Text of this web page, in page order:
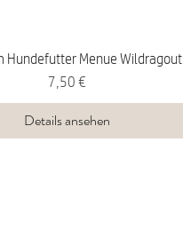
Hundefutter Menue Wildragout
Preis
7,50 €
Details ansehen